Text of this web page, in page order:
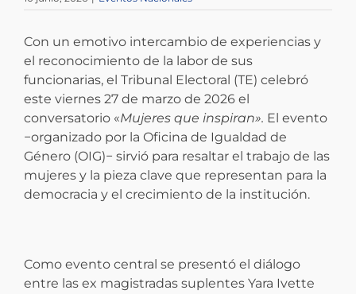
Con un emotivo intercambio de experiencias y
el reconocimiento de la labor de sus
funcionarias, el Tribunal Electoral (TE) celebró
este viernes 27 de marzo de 2026 el
conversatorio «Mujeres que inspiran». El evento
−organizado por la Oficina de Igualdad de
Género (OIG)− sirvió para resaltar el trabajo de las
mujeres y la pieza clave que representan para la
democracia y el crecimiento de la institución.
Como evento central se presentó el diálogo
entre las ex magistradas suplentes Yara Ivette